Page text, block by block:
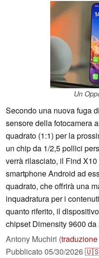
Un
Secondo una nuova fuga
sensore della fotocamera
quadrato (1:1) per la
un chip da 1/2,5 pollici
verrà rilasciato, il Find
smartphone Android ad
quadrato, che offrirà una
inquadratura per i
quanto riferito, il
chipset Dimensity 9600 da
Antony Muchiri (
Pubblicato 05/30/2026